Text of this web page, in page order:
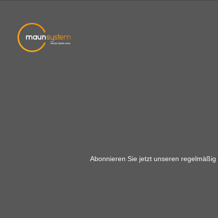
AluminiumprofileKompatibel item
Profilsystemen
bestellen &
Abonnieren Sie jetzt unseren